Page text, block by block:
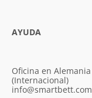
AYUDA
Oficina en Alemania
(Internacional)
info@smartbett.com